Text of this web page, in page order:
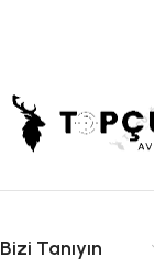
sunuyoruz.
Av sizinle!
Bizi Tanıyın